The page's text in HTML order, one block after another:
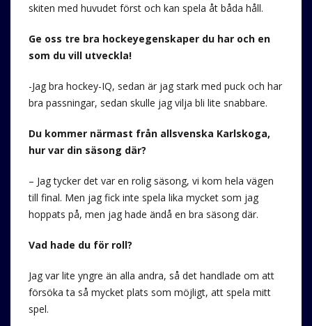
skiten med huvudet först och kan spela åt båda håll.
Ge oss tre bra hockeyegenskaper du har och en
som du vill utveckla!
-Jag bra hockey-IQ, sedan är jag stark med puck och har
bra passningar, sedan skulle jag vilja bli lite snabbare.
Du kommer närmast från allsvenska Karlskoga,
hur var din säsong där?
– Jag tycker det var en rolig säsong, vi kom hela vägen
till final. Men jag fick inte spela lika mycket som jag
hoppats på, men jag hade ändå en bra säsong där.
Vad hade du för roll?
Jag var lite yngre än alla andra, så det handlade om att
försöka ta så mycket plats som möjligt, att spela mitt
spel.